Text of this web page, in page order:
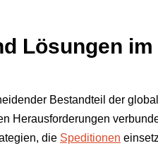
Lösungen
Bestandteil der
Herausforderungen
die Speditionen